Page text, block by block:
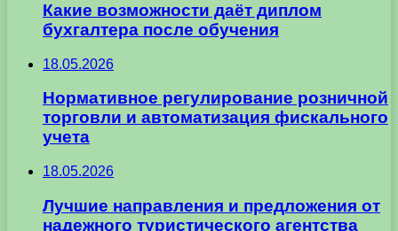
Какие возможности даёт диплом
бухгалтера после обучения
18.05.2026
Нормативное регулирование розничной
торговли и автоматизация фискального
учета
18.05.2026
Лучшие направления и предложения от
надежного туристического агентства